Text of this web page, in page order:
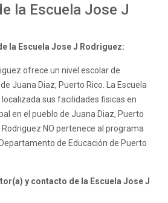
la Escuela Jose J
la Escuela Jose J Rodriguez:
ofrece un nivel escolar de
Juana Diaz, Puerto Rico. La Escuela
sus facilidades fisicas en
en el pueblo de Juana Diaz, Puerto
Rodriguez NO pertenece al programa
de Educación de Puerto
y contacto de la Escuela Jose J